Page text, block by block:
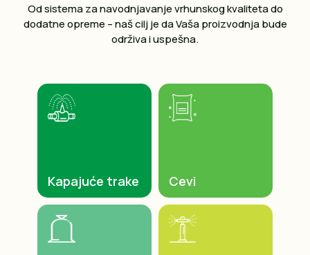
Od sistema za navodnjavanje vrhunskog kvaliteta do
dodatne opreme – naš cilj je da Vaša proizvodnja bude
održiva i uspešna.
Kapajuće trake Cevi